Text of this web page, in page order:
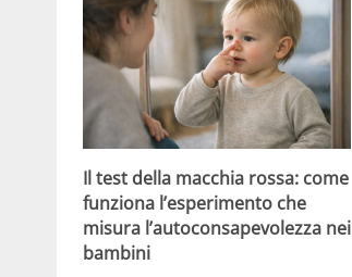
Il test della macchia rossa: come
funziona l’esperimento che
misura l’autoconsapevolezza nei
bambini